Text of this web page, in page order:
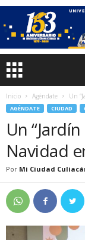
Inicio Agéndate Un
AGÉNDATE CIUDAD
Un
Navidad
Por Mi Ciudad